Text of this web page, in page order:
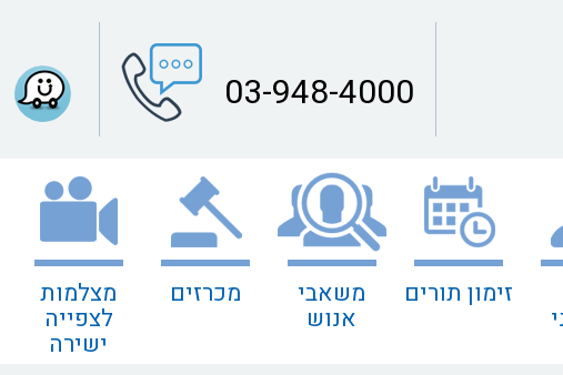
03-948-4000
זימון תורים משאבי
אנוש
מכרזים מצלמות
לצפייה
ישירה